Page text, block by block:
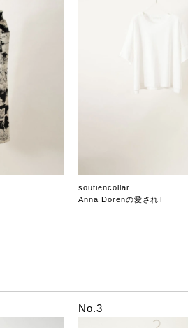
soutiencollar
Anna Dorenの愛されT
No.3